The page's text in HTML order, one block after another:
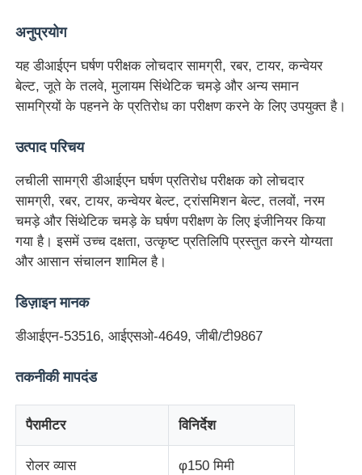
उत्पाद
हमारे बारे में
गुणवत्ता नियंत्रण
हमसे संपर्क करें
एक बोली का अनुरोध
पर्यावरण परीक्षण कक्ष
सार्वभौमिक परीक्षण मशीन
अनुप्रयोग
यह डीआईएन घर्षण परीक्षक लोचदार सामग्री, रबर, टायर, कन्वेयर
बेल्ट, जूते के तलवे, मुलायम सिंथेटिक चमड़े और अन्य समान
सामग्रियों के पहनने के प्रतिरोध का परीक्षण करने के लिए उपयुक्त है।
उत्पाद परिचय
लचीली सामग्री डीआईएन घर्षण प्रतिरोध परीक्षक को लोचदार
सामग्री, रबर, टायर, कन्वेयर बेल्ट, ट्रांसमिशन बेल्ट, तलवों, नरम
चमड़े और सिंथेटिक चमड़े के घर्षण परीक्षण के लिए इंजीनियर किया
गया है। इसमें उच्च दक्षता, उत्कृष्ट प्रतिलिपि प्रस्तुत करने योग्यता
और आसान संचालन शामिल है।
डिज़ाइन मानक
डीआईएन-53516, आईएसओ-4649, जीबी/टी9867
तकनीकी मापदंड
पैरामीटर विनिर्देश
रोलर व्यास φ150 मिमी